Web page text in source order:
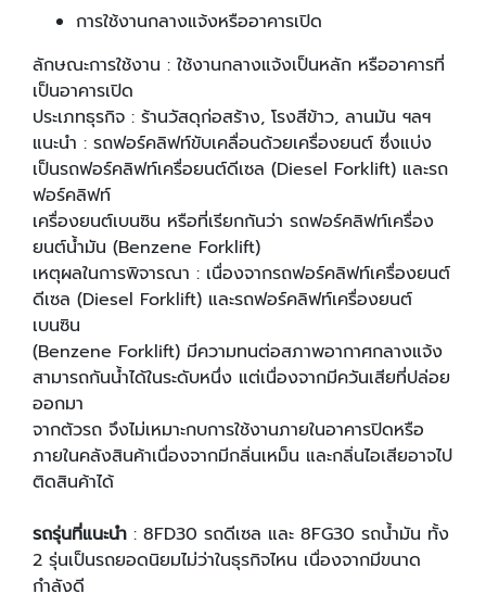
การใช้งานกลางแจ้งหรืออาคารเปิด
ลักษณะการใช้งาน : ใช้งานกลางแจ้งเป็นหลัก หรืออาคารที่
เป็นอาคารเปิด
ประเภทธุรกิจ : ร้านวัสดุก่อสร้าง, โรงสีข้าว, ลานมัน ฯลฯ
แนะนํา : รถฟอร์คลิฟท์ขับเคลื่อนด้วยเครื่องยนต์ ซึ่งแบ่ง
เป็นรถฟอร์คลิฟท์เครื่อยนต์ดีเซล (Diesel Forklift) และรถ
ฟอร์คลิฟท์
เครื่องยนต์เบนซิน หรือที่เรียกกันว่า รถฟอร์คลิฟท์เครื่อง
ยนต์นํ้ามัน (Benzene Forklift)
เหตุผลในการพิจารณา : เนื่องจากรถฟอร์คลิฟท์เครื่องยนต์
ดีเซล (Diesel Forklift) และรถฟอร์คลิฟท์เครื่องยนต์
เบนซิน
(Benzene Forklift) มีความทนต่อสภาพอากาศกลางแจ้ง
สามารถกันน้ำได้ในระดับหนึ่ง แต่เนื่องจากมีควันเสียที่ปล่อย
ออกมา
จากตัวรถ จึงไม่เหมาะกบการใช้งานภายในอาคารปิดหรือ
ภายในคลังสินค้าเนื่องจากมีกลิ่นเหม็น และกลิ่นไอเสียอาจไป
ติดสินค้าได้
รถรุ่นที่แนะนํา : 8FD30 รถดีเซล และ 8FG30 รถนํ้ามัน ทั้ง
2 รุ่นเป็นรถยอดนิยมไม่ว่าในธุรกิจไหน เนื่องจากมีขนาด
กำลังดี